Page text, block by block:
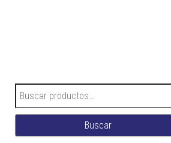
Buscar por:
Buscar